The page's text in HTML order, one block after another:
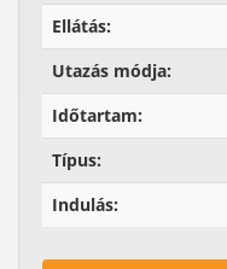
Ellátás:
Utazás módja:
Időtartam:
Típus:
Indulás: